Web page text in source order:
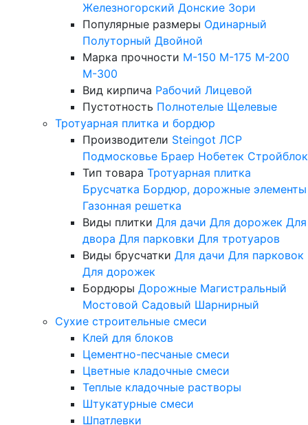
Железногорский Донские Зори
Популярные размеры Одинарный
Полуторный Двойной
Марка прочности М-150 М-175 М-200
М-300
Вид кирпича Рабочий Лицевой
Пустотность Полнотелые Щелевые
Тротуарная плитка и бордюр
Производители Steingot ЛСР
Подмосковье Браер Нобетек Стройблок
Тип товара Тротуарная плитка
Брусчатка Бордюр, дорожные элементы
Газонная решетка
Виды плитки Для дачи Для дорожек Для
двора Для парковки Для тротуаров
Виды брусчатки Для дачи Для парковок
Для дорожек
Бордюры Дорожные Магистральный
Мостовой Садовый Шарнирный
Сухие строительные смеси
Клей для блоков
Цементно-песчаные смеси
Цветные кладочные смеси
Теплые кладочные растворы
Штукатурные смеси
Шпатлевки